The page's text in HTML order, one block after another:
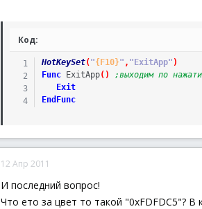
Код:
HotKeySet("{F10}" , "ExitApp" )
Func
ExitApp( )
;выходим по
Exit
EndFunc
12 Апр 2011
И последний вопрос!
Что ето за цвет то такой "0xFDFDC5"?